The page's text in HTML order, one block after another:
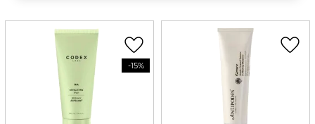
-15%
favorite_border favorite_border